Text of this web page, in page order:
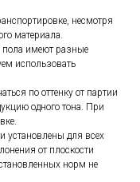
несмотря
материала.
пола имеют разные
использовать
по оттенку от партии
одного тона. При
установлены для всех
от плоскости
норм не